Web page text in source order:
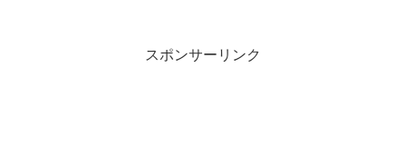
スポンサーリンク